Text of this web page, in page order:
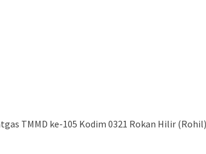
TMMD ke-105 Kodim 0321 Rokan Hilir